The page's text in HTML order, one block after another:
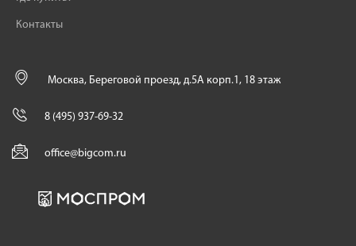
Контакты
Москва, Береговой проезд, д.5А корп.1, 18 этаж
8 (495) 937-69-32
office@bigcom.ru